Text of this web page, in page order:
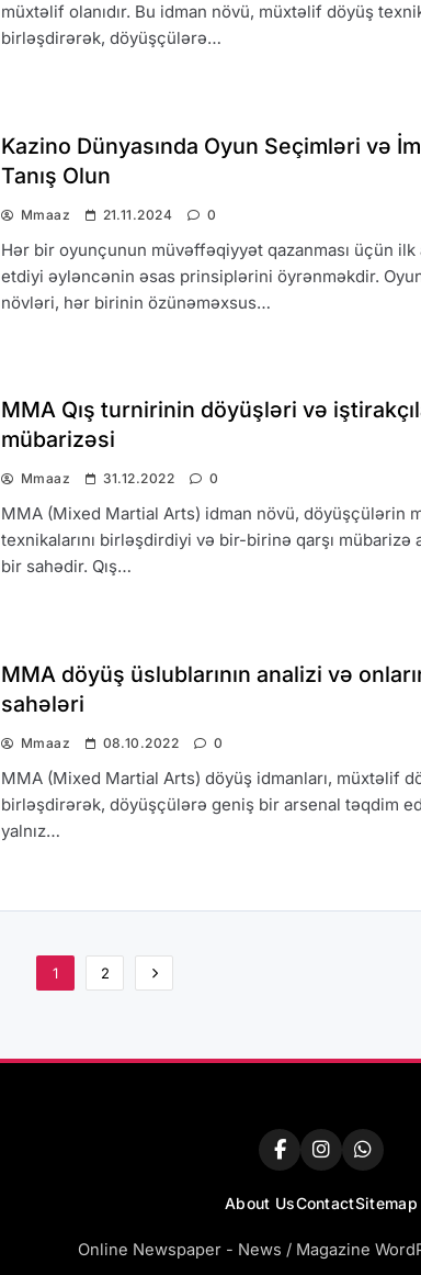
müxtəlif olanıdır. Bu idman növü, müxtəlif döyüş
birləşdirərək, döyüşçülərə…
Kazino Dünyasında Oyun Seçimləri və
Tanış Olun
Mmaaz 21.11.2024 0
Hər bir oyunçunun müvəffəqiyyət qazanması üçün ilk
etdiyi əyləncənin əsas prinsiplərini öyrənməkdir.
növləri, hər birinin özünəməxsus…
MMA Qış turnirinin döyüşləri və
mübarizəsi
Mmaaz 31.12.2022 0
MMA (Mixed Martial Arts) idman növü, döyüşçülərin
texnikalarını birləşdirdiyi və bir-birinə qarşı mübarizə
bir sahədir. Qış…
MMA döyüş üslublarının analizi və
sahələri
Mmaaz 08.10.2022 0
MMA (Mixed Martial Arts) döyüş idmanları, müxtəlif
birləşdirərək, döyüşçülərə geniş bir arsenal təqdim
yalnız…
1 2
About UsContactSitemap
Online Newspaper - News / Magazine